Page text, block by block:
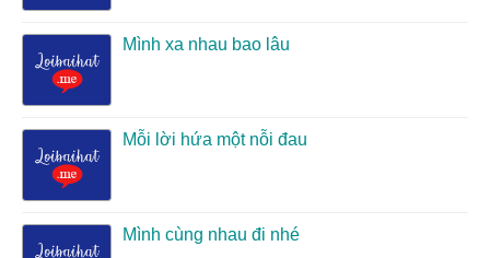
Mình xa nhau bao lâu
Mỗi lời hứa một nỗi đau
Mình cùng nhau đi nhé